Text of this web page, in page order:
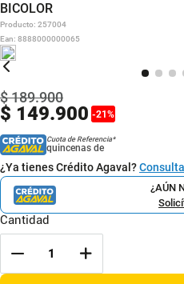
BICOLOR
Producto: 257004
Ean: 8888000000065
$ 149.900 -21%
$189.900
Cuota de Referencia*
quincenas de
¿Ya tienes Crédito Agaval?
¿AÚN
Cantidad